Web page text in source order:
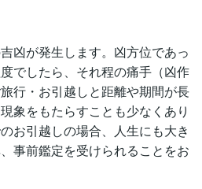
凶が発生します。凶方位であっ
でしたら、それ程の痛手（凶作
行・お引越しと距離や期間が長
象をもたらすことも少なくあり
お引越しの場合、人生にも大き
事前鑑定を受けられることをお